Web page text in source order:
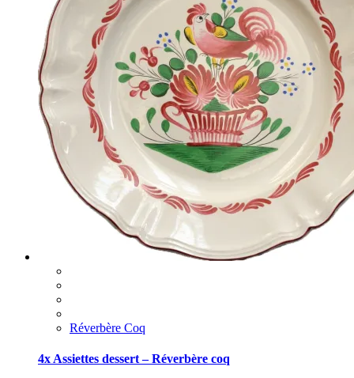
Réverbère Coq
4x Assiettes dessert – Réverbère coq